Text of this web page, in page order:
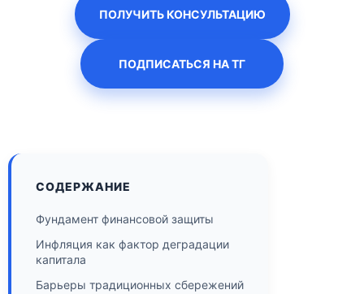
ПОЛУЧИТЬ КОНСУЛЬТАЦИЮ
ПОДПИСАТЬСЯ НА ТГ
СОДЕРЖАНИЕ
Фундамент финансовой защиты
Инфляция как фактор деградации
капитала
Барьеры традиционных сбережений